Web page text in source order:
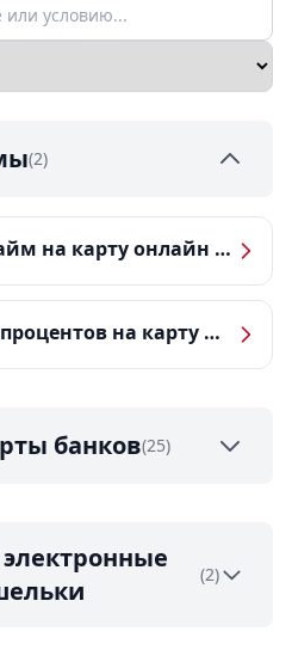
(2)
Срочный микрозайм на карту онлайн — получить деньги за 5 минут
Микрозаймы без процентов на карту — ТОП-10 за 2026 год
банков(25)
(2)